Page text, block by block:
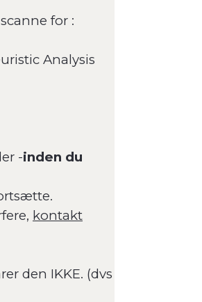
for :
Analysis
-inden du
kontakt
den IKKE. (dvs